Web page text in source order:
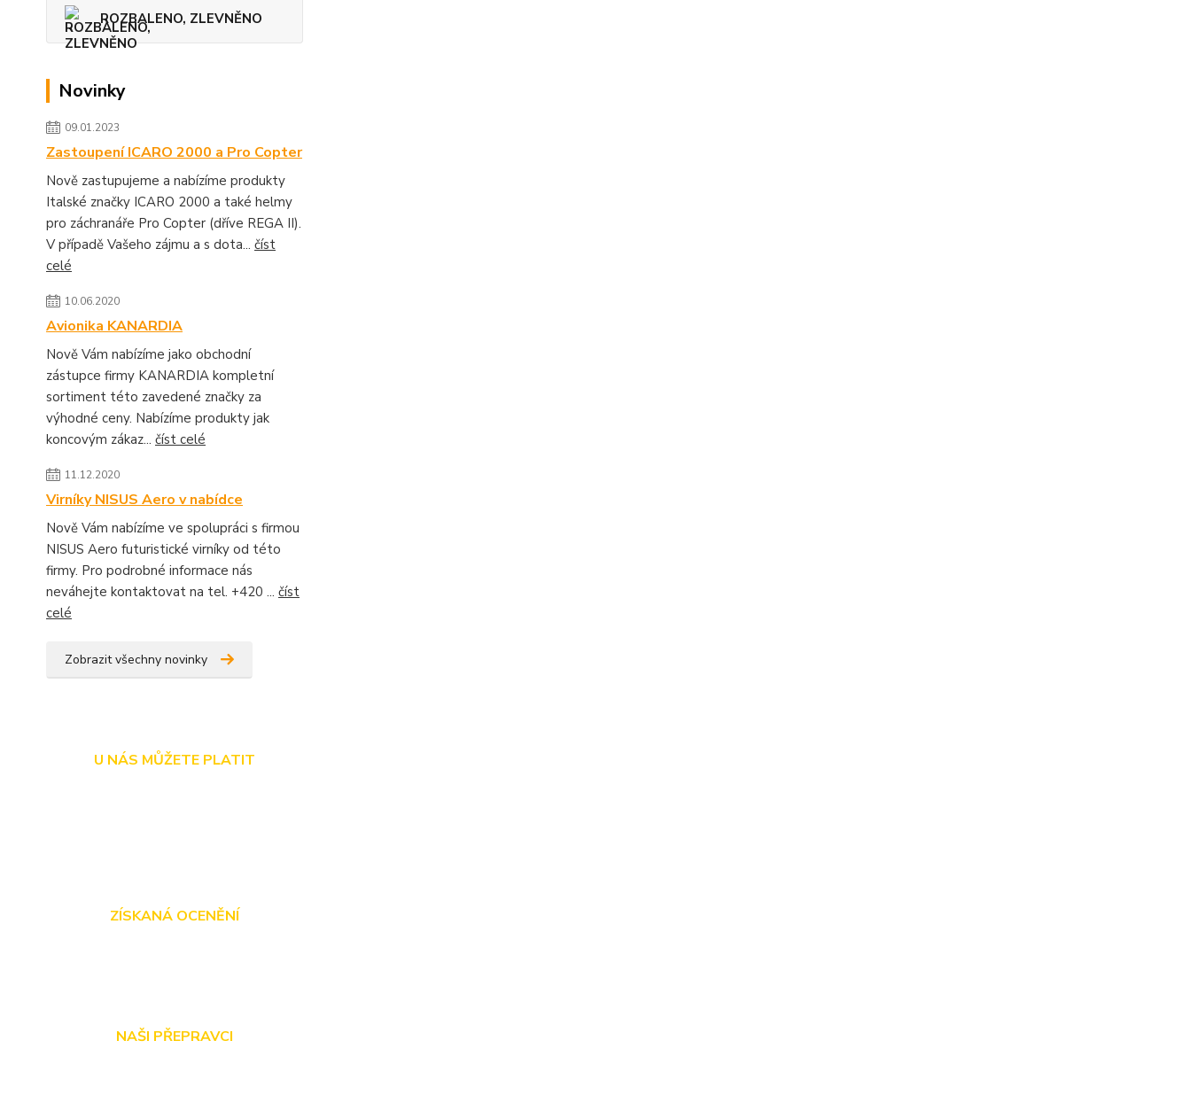
ROZBALENO, ZLEVNĚNO
Novinky
09.01.2023
Zastoupení ICARO 2000 a Pro Copter
Nově zastupujeme a nabízíme produkty
Italské značky ICARO 2000 a také helmy
pro záchranáře Pro Copter (dříve REGA II).
V případě Vašeho zájmu a s dota... číst
celé
10.06.2020
Avionika KANARDIA
Nově Vám nabízíme jako obchodní
zástupce firmy KANARDIA kompletní
sortiment této zavedené značky za
výhodné ceny. Nabízíme produkty jak
koncovým zákaz... číst celé
11.12.2020
Virníky NISUS Aero v nabídce
Nově Vám nabízíme ve spolupráci s firmou
NISUS Aero futuristické virníky od této
firmy. Pro podrobné informace nás
neváhejte kontaktovat na tel. +420 ... číst
celé
Zobrazit všechny novinky
U NÁS MŮŽETE PLATIT
ZÍSKANÁ OCENĚNÍ
NAŠI PŘEPRAVCI